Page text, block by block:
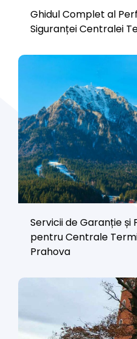
Ghidul Complet al
Siguranței Centralei
Servicii de Garanție
pentru Centrale
Prahova